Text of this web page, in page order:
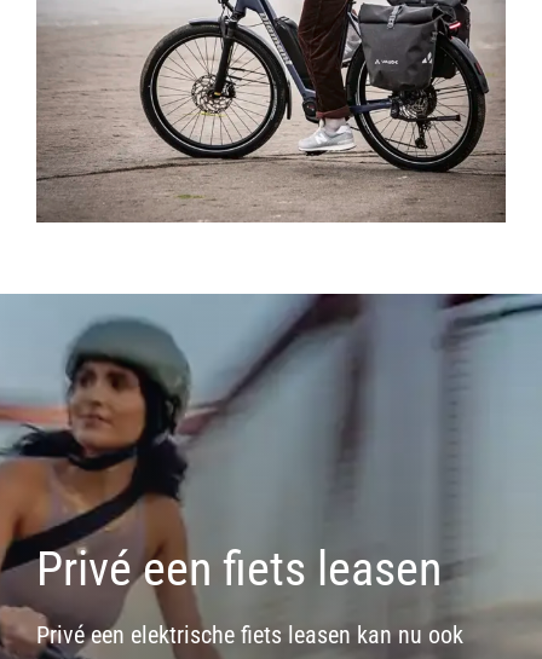
Privé een fiets leasen
Privé een elektrische fiets leasen kan nu ook